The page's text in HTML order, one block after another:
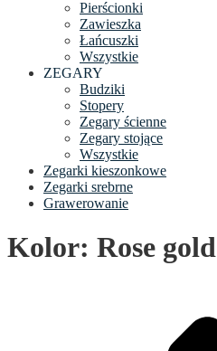
Pierścionki
Zawieszka
Łańcuszki
Wszystkie
ZEGARY
Budziki
Stopery
Zegary ścienne
Zegary stojące
Wszystkie
Zegarki kieszonkowe
Zegarki srebrne
Grawerowanie
Kolor: Rose gold